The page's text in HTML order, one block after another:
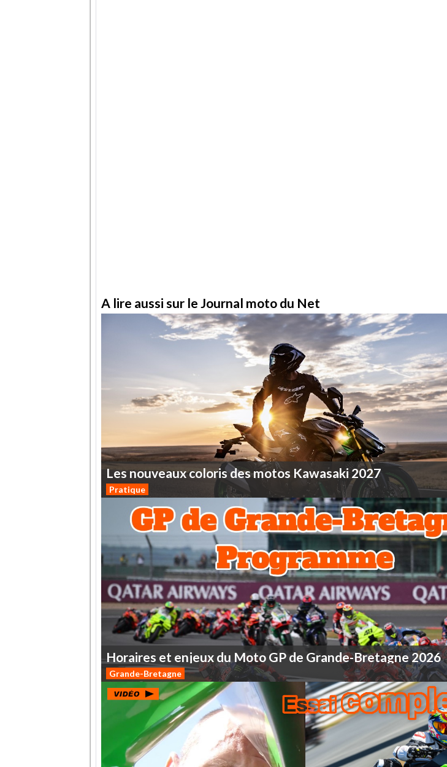
A lire aussi sur le Journal moto du Net
Lesnouveauxcoloris desmotos Kawasaki 2027
Pratique
Horaires et enjeux du Moto GP de Grande-Bretagne 2026
Grande-Bretagne